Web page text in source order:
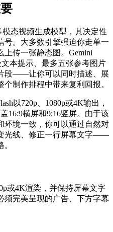
模态视频生成模型，其决定性
号。大多数引擎强迫你走单一
上传一张静态图。Gemini
本提示、最多五张参考图片
段——让你可以同时描述、展
制作排程中带来复利回报。
以720p、1080p或4K输出，
16:9横屏和9:16竖屏。由于该
环境一致，你可以通过自然对
光线、修正一行屏幕文字——
或4K渲染，并保持屏幕文字
完美呈现的广告、下方字幕